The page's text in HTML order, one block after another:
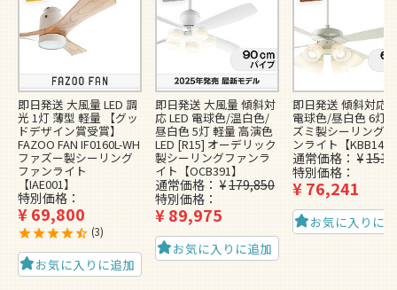
即日発送 大風量 LED 調
光 1灯 薄型 軽量 【グッ
ドデザイン賞受賞】
FAZOO FAN IF0160L-WH
ファズー製シーリング
ファンライト
【IAE001】
特別価格
¥69,800
3
お気に入りに追加
即日発送 大風量 傾斜対
応 LED 電球色/温白色/
昼白色 5灯 軽量 高演色
LED [R15] オーデリック
製シーリングファンラ
イト【OCB391】
通常価格 ¥179,850
特別価格
¥89,975
お気に入りに追加
即日発送 傾斜対応
電球色/昼白色 6灯
ズミ製シーリング
ンライト【KBB148
通常価格 ¥
特別価格
¥76,241
お気に入りに